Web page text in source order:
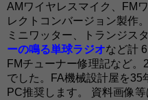
AMワイヤレスマイク、FM
レクトコンバージョン製作
ミニワッター、トランジス
ーの鳴る単球ラジオなど計
FMチューナー修理記など
でした。FA機械設計屋を35
PC推奨します。 資料画像